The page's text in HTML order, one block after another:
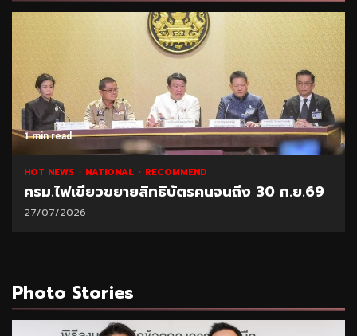
1 min read
HOT NEWS NATIONAL RECOMMEND
ครม.ไฟเขียวขยายสิทธิบัตรคนจนถึง 30 ก.ย.69
27/07/2026
Photo Stories